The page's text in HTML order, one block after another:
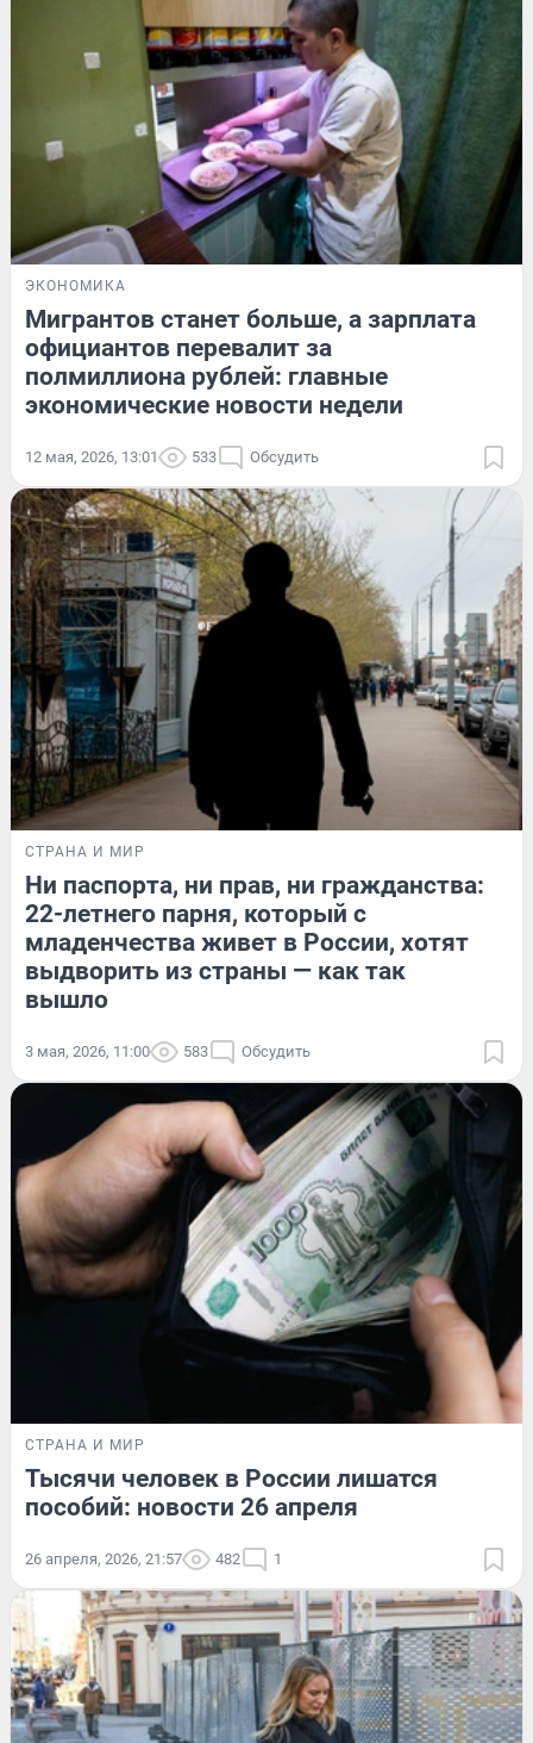
ЭКОНОМИКА
Мигрантов станет больше, а зарплата
официантов перевалит за
полмиллиона рублей: главные
экономические новости недели
12 мая, 2026, 13:01 533 Обсудить
СТРАНА И МИР
Ни паспорта, ни прав, ни гражданства:
22-летнего парня, который с
младенчества живет в России, хотят
выдворить из страны — как так
вышло
3 мая, 2026, 11:00 583 Обсудить
СТРАНА И МИР
Тысячи человек в России лишатся
пособий: новости 26 апреля
26 апреля, 2026, 21:57 482 1